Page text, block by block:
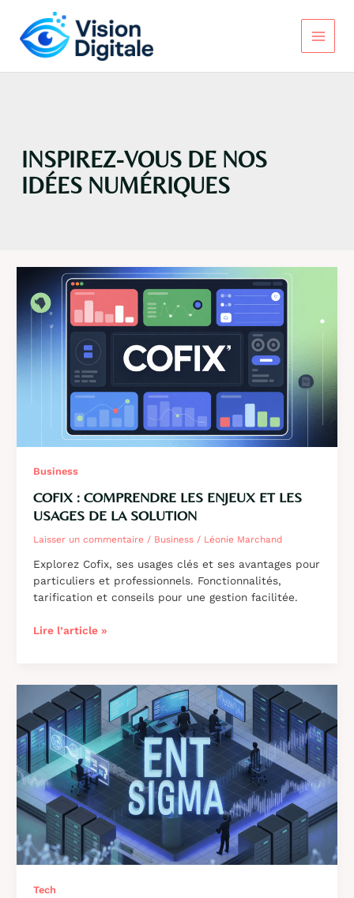
contenu
Main
INSPIREZ-VOUS DE NOS
IDÉES NUMÉRIQUES
Business
COFIX : COMPRENDRE LES ENJEUX ET LES
USAGES DE LA SOLUTION
Laisser un commentaire / Business/ Léonie Marchand
Explorez Cofix, ses usages clés et ses avantages pour
particuliers et professionnels. Fonctionnalités,
tarification et conseils pour une gestion facilitée.
Cofix
enjeux
et
les
usages
de
la
solution
Lire l’article »
Tech